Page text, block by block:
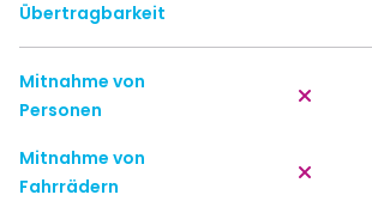
Übertragbarkeit
Mitnahme von
Personen
Mitnahme von
Fahrrädern